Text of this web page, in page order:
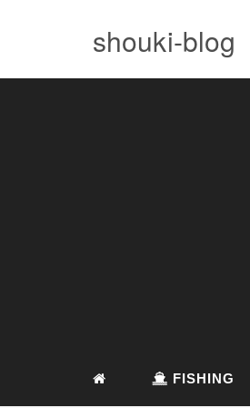
shouki-blog
FISHING